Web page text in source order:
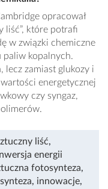
opracował
liść”, które potrafi
w związki chemiczne
paliw kopalnych.
lecz zamiast glukozy i
energetycznej
czy syngaz,
liść,
energii
fotosynteza,
synteza, innowacje,